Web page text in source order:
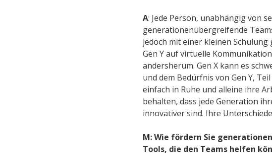
A: Jede Person, unabhängig von
generationenübergreifende
jedoch mit einer kleinen
Gen Y auf virtuelle
andersherum. Gen X kann es
und dem Bedürfnis von Gen Y,
einfach in Ruhe und alleine ihre
behalten, dass jede Generation
innovativer sind. Ihre
M: Wie fördern Sie
Tools, die den Teams helfen